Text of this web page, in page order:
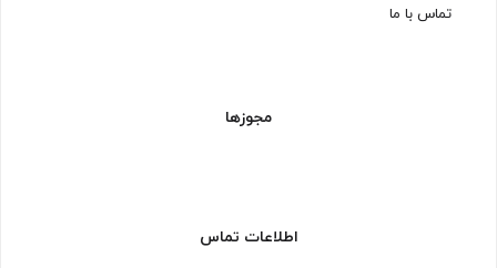
تماس با ما
مجوزها
اطلاعات تماس